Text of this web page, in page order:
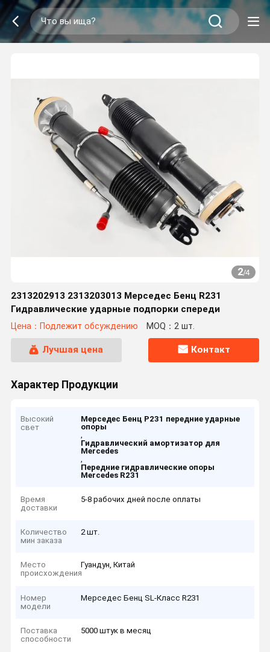
2/4
2313202913 2313203013 Мерседес Бенц R231
Гидравлические ударные подпорки спереди
Цена：Подлежит обсуждению MOQ：2 шт.
Лучшая цена Контакт
Характер Продукции
Высокий
свет
Мерседес Бенц Р231 передние ударные
опоры
,
Гидравлический амортизатор для
Mercedes
,
Передние гидравлические опоры
Mercedes R231
Время
доставки
5-8 рабочих дней после оплаты
Количество
мин заказа
2 шт.
Место
происхождения
Гуандун, Китай
Номер
модели
Мерседес Бенц SL-Класс R231
Поставка
способности
5000 штук в месяц